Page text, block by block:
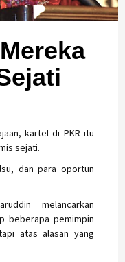
kartel di PKR itu
sejati.
dan para oportun
melancarkan
beberapa pemimpin
atas alasan yang